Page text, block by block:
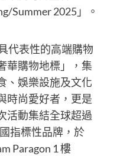
Summer 2025」。
代表性的高端購物
華購物地標」，集
、娛樂設施及文化
時尚愛好者，更是
活動集結全球超過
指標性品牌，於
Paragon 1 樓